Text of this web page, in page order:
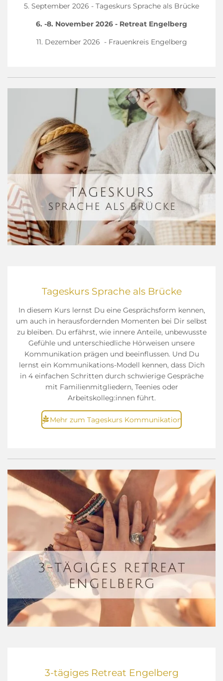
5. September 2026 - Tageskurs Sprache als Brücke
6. -8. November 2026 - Retreat Engelberg
11. Dezember 2026 - Frauenkreis Engelberg
Tageskurs Sprache als Brücke
In diesem Kurs lernst Du eine Gesprächsform kennen,
um auch in herausfordernden Momenten bei Dir selbst
zu bleiben. Du erfährst, wie innere Anteile, unbewusste
Gefühle und unterschiedliche Hörweisen unsere
Kommunikation prägen und beeinflussen. Und Du
lernst ein Kommunikations-Modell kennen, dass Dich
in 4 einfachen Schritten durch schwierige Gespräche
mit Familienmitgliedern, Teenies oder
Arbeitskolleg:innen führt.
Mehr zum Tageskurs Kommunikation
3-tägiges Retreat Engelberg